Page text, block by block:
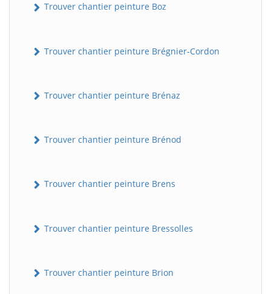
Trouver chantier peinture Boz
Trouver chantier peinture Brégnier-Cordon
Trouver chantier peinture Brénaz
Trouver chantier peinture Brénod
Trouver chantier peinture Brens
Trouver chantier peinture Bressolles
Trouver chantier peinture Brion